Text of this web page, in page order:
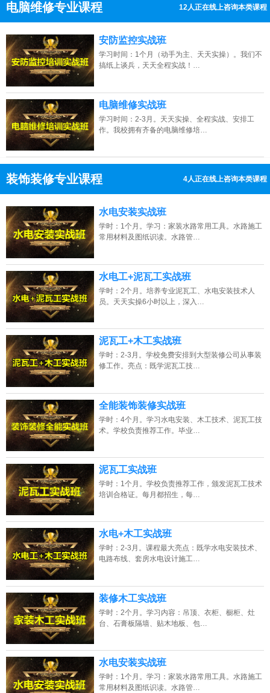
电脑维修专业课程 12人正在线上咨询本类课程
点击免费咨询电话：13807313137
安防监控实战班
学习时间：1个月（动手为主、天天实操）。我们不
搞纸上谈兵，天天全程实战！…
电脑维修实战班
学习时间：2-3月。天天实操、全程实战、安排工
作。我校拥有齐备的电脑维修培…
装饰装修专业课程 9人正在线上咨询本类课程
点击免费咨询电话：13807313137
水电安装实战班
学时：1个月。学习：家装水路常用工具。水路施工
常用材料及图纸识读。水路管…
水电工+泥瓦工实战班
学时：2个月。培养专业泥瓦工、水电安装技术人
员。天天实操6小时以上，深入…
泥瓦工+木工实战班
学时：2-3月。学校免费安排到大型装修公司从事装
修工作。亮点：既学泥瓦工技…
全能装饰装修实战班
学时：4个月。学习水电安装、木工技术、泥瓦工技
术。学校负责推荐工作。毕业…
泥瓦工实战班
学时：1个月。学校负责推荐工作，颁发泥瓦工技术
培训合格证。每月都招生，每…
水电+木工实战班
学时：2-3月。课程最大亮点：既学水电安装技术、
电路布线、套房水电设计施工…
装修木工实战班
学时：2个月。学习内容：吊顶、衣柜、橱柜、灶
台、石膏板隔墙、贴木地板、包…
水电安装实战班
学时：1个月。学习：家装水路常用工具。水路施工
常用材料及图纸识读。水路管…